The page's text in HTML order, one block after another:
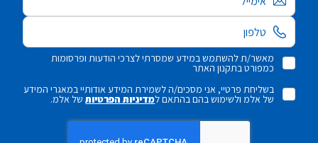
מאשר/ת להשתמש במידע שמסרתי לצרכי הודעות ופרסומות
כמפורט בתקנון האתר
בשליחת פרטיי, אני מסכים/ה לשמירת המידע אודותיי במאגרי המידע
של אלמ ולשימוש בהם בהתאם למדיניות הפרטיותשל אלמ.